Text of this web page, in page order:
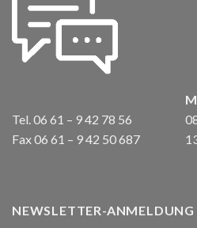
Tel. 06 61 – 9 42 78 56
Fax 06 61 – 9 42 50 687
NEWSLETTER-ANMELDUNG